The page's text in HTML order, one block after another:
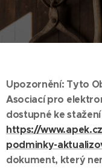
Upozornění: Tyto
Asociací pro
dostupné ke
https://
podminky-
dokument, který